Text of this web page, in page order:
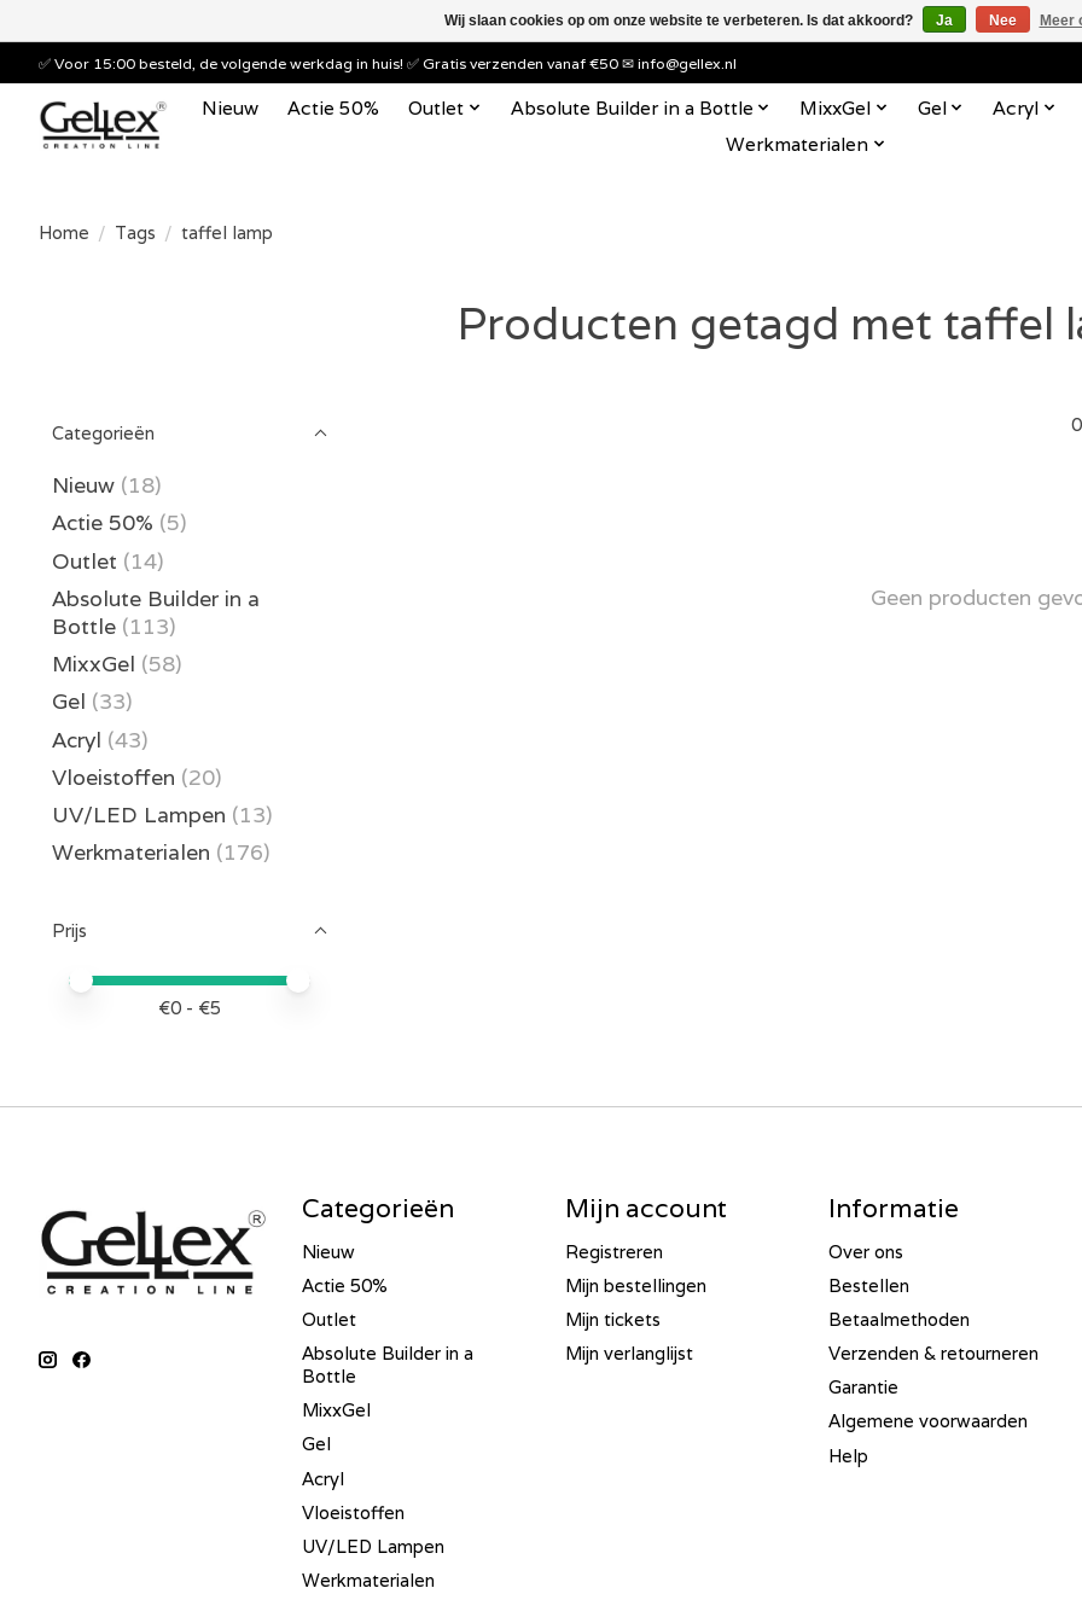
✅ Voor 15:00 besteld, de volgende werkdag in huis! ✅ Gratis verzenden vanaf €50 ✉ info@gellex.nl
Nieuw Actie 50% Outlet Absolute Builder in a Bottle MixxGel Gel Acryl
Werkmaterialen
Home / Tags / taffel lamp
Producten getagd met taffel
Categorieën
Nieuw (18)
Actie 50% (5)
Outlet (14)
Absolute Builder in a
Bottle (113)
MixxGel (58)
Gel (33)
Acryl (43)
Vloeistoffen (20)
UV/LED Lampen (13)
Werkmaterialen (176)
Prijs
Minimale prijswaarde
Price maximum value
€0 - €5
Geen producten
Categorieën
Nieuw
Actie 50%
Outlet
Absolute Builder in a
Bottle
MixxGel
Gel
Acryl
Vloeistoffen
UV/LED Lampen
Werkmaterialen
Mijn account
Registreren
Mijn bestellingen
Mijn tickets
Mijn verlanglijst
Informatie
Over ons
Bestellen
Betaalmethoden
Verzenden & retourneren
Garantie
Algemene voorwaarden
Help
Wij slaan cookies op om onze website te verbeteren. Is dat akkoord? Ja Nee Meer